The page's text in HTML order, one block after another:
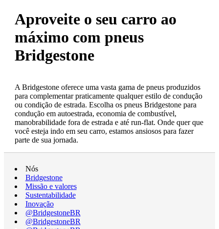
Aproveite o seu carro ao
máximo com pneus
Bridgestone
A Bridgestone oferece uma vasta gama de pneus produzidos
para complementar praticamente qualquer estilo de condução
ou condição de estrada. Escolha os pneus Bridgestone para
condução em autoestrada, economia de combustível,
manobrabilidade fora de estrada e até run-flat. Onde quer que
você esteja indo em seu carro, estamos ansiosos para fazer
parte de sua jornada.
Nós
Bridgestone
Missão e valores
Sustentabilidade
Inovação
@BridgestoneBR
@BridgestoneBR